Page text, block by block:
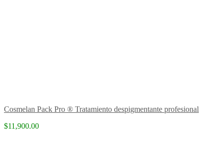
Cosmelan Pack Pro ® Tratamiento despigmentante profesional
$11,900.00